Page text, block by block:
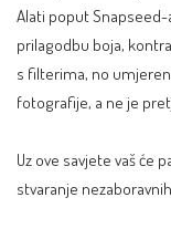
Alati poput Snapseed-
prilagodbu boja,
s filterima, no
fotografije, a ne je
Uz ove savjete vaš će
stvaranje